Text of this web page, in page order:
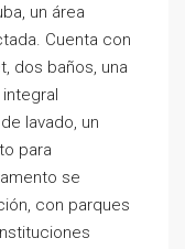
un área
Cuenta con
dos baños, una
lavado, un
para
se
con parques